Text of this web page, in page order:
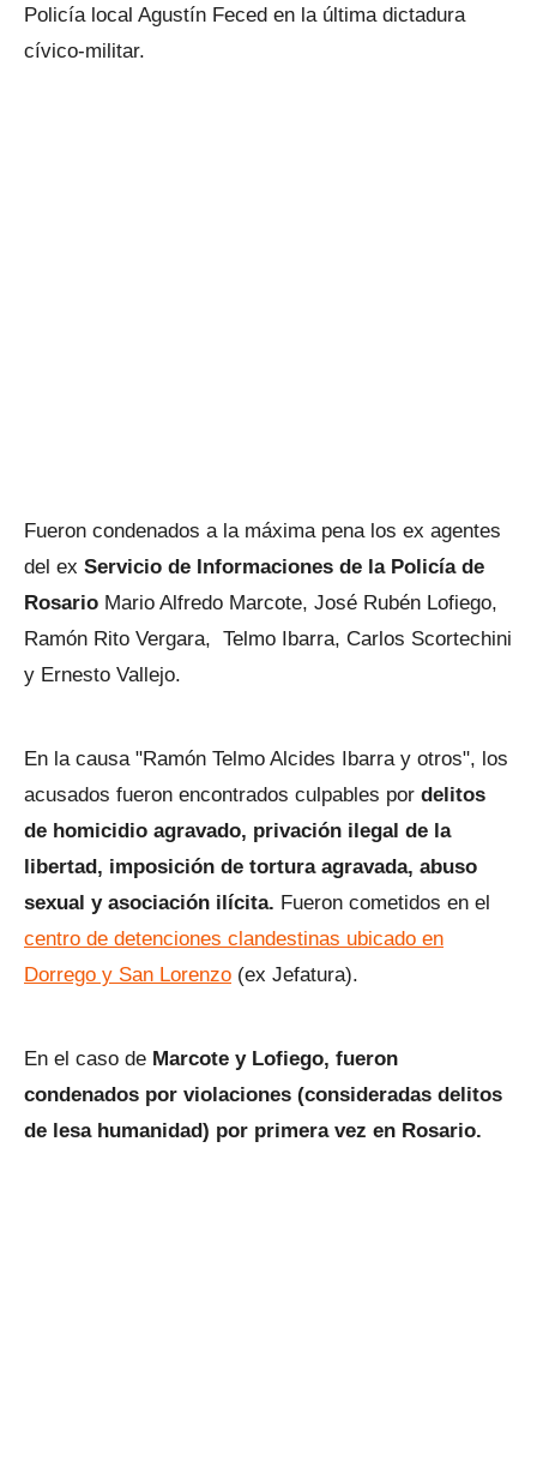
Policía local Agustín Feced en la última dictadura
cívico-militar.
Fueron condenados a la máxima pena los ex agentes
del ex Servicio de Informaciones de la Policía de
Rosario Mario Alfredo Marcote, José Rubén Lofiego,
Ramón Rito Vergara, Telmo Ibarra, Carlos Scortechini
y Ernesto Vallejo.
En la causa "Ramón Telmo Alcides Ibarra y otros", los
acusados fueron encontrados culpables por delitos
de homicidio agravado, privación ilegal de la
libertad, imposición de tortura agravada, abuso
sexual y asociación ilícita. Fueron cometidos en el
centro de detenciones clandestinas ubicado en
Dorrego y San Lorenzo (ex Jefatura).
En el caso de Marcote y Lofiego, fueron
condenados por violaciones (consideradas delitos
de lesa humanidad) por primera vez en Rosario.